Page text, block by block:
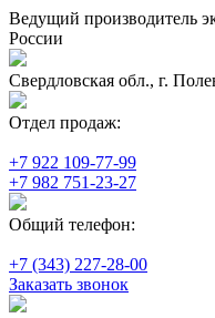
Ведущий производитель
России
Свердловская обл., г.
Отдел продаж:
+7 922 109-77-99
+7 982 751-23-27
Общий телефон:
+7 (343) 227-28-00
Заказать звонок